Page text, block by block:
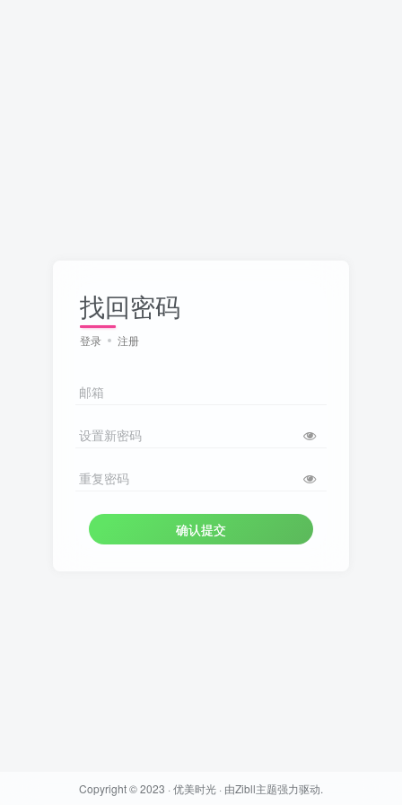
找回密码
登录 注册
邮箱
设置新密码
重复密码
确认提交
Copyright © 2023 · 优美时光 · 由Zibll主题强力驱动.